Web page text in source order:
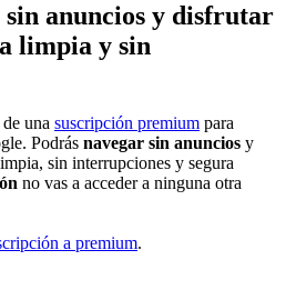
sin anuncios y disfrutar
limpia y sin
una suscripción premium para
Podrás navegar sin anuncios y
sin interrupciones y segura
no vas a acceder a ninguna otra
a premium.